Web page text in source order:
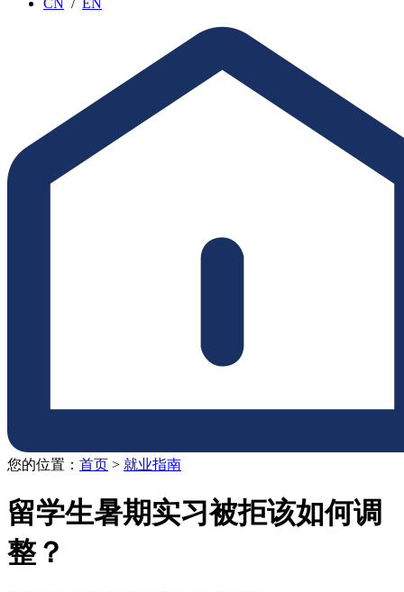
CN / EN
您的位置： 首页 > 就业指南
留学生暑期实习被拒该如何调
整？